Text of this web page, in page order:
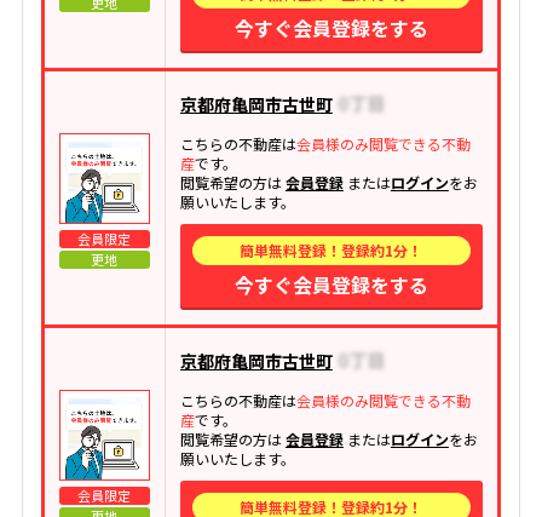
今すぐ会員登録をする
会員限定
更地
京都府亀岡市古世町
こちらの不動産は会員様のみ閲覧できる不動
産です。
閲覧希望の方は会員登録またはログインをお
願いいたします。
簡単無料登録！登録約1分！
今すぐ会員登録をする
会員限定
京都府亀岡市古世町
こちらの不動産は会員様のみ閲覧できる不動
産です。
閲覧希望の方は会員登録またはログインをお
願いいたします。
簡単無料登録！登録約1分！